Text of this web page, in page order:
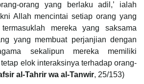
orang yang berlaku adil,’ ialah
Allah mencintai setiap orang yang
mereka yang saksama
yang membuat perjanjian dengan
sekalipun mereka memiliki
elok interaksinya terhadap orang-
al-Tahrir wa al-Tanwir, 25/153)